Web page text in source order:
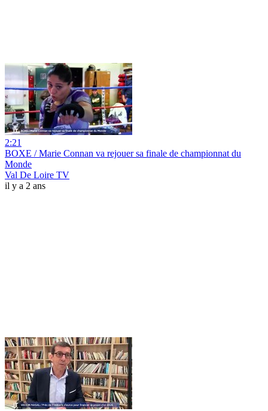
2:21
BOXE / Marie Connan va rejouer sa finale de championnat du
Monde
Val De Loire TV
il y a 2 ans